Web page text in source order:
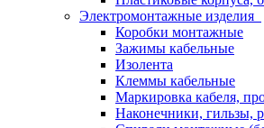
Электромонтажные изделия
Коробки монтажные
Зажимы кабельные
Изолента
Клеммы кабельные
Маркировка кабеля,
Наконечники, гильзы,